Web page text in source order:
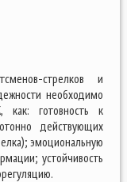
стрелков и
необходимо
как: готовность к
действующих
эмоциональную
устойчивость